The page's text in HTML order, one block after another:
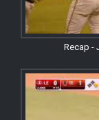
Recap -